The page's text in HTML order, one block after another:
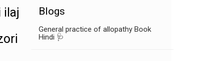
ilaj
Blogs
General practice of allopathy Book
Hindi 🩺